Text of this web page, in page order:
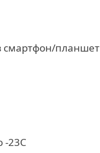
смартфон/планшет
-23C